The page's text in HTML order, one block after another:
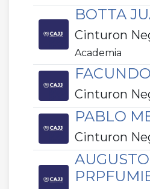
BOTTA
Cinturon
Academia
Cinturon
PABLO
Cinturon
AUGUSTO